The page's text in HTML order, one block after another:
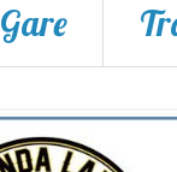
Gare